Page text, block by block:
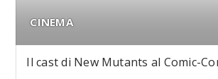
CINEMA
Il cast di New Mutants al Comic-